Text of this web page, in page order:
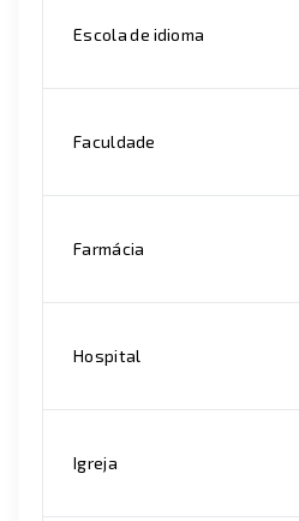
Escola de idioma
Faculdade
Farmácia
Hospital
Igreja